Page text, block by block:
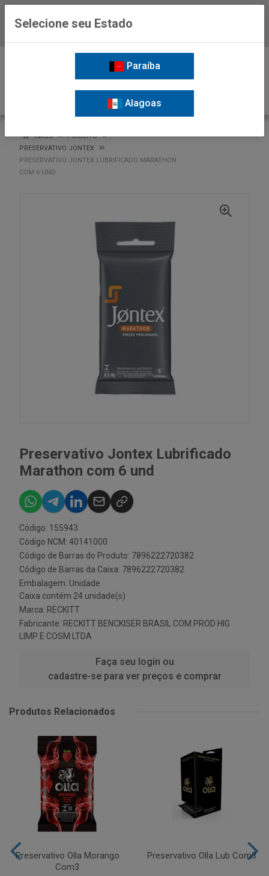
INÍCIO
PIRULITO
PRESERVATIVO JONTEX
PRESERVATIVO JONTEX LUBRIFICADO MARATHON
COM 6 UND
Preservativo Jontex Lubrificado
Marathon com 6 und
Código: 155943
Código NCM: 40141000
Código de Barras do Produto: 7896222720382
Código de Barras da Caixa: 7896222720382
Embalagem: Unidade
Caixa contém 24 unidade(s)
Marca: RECKITT
Fabricante: RECKITT BENCKISER BRASIL COM PROD HIG
LIMP E COSM LTDA
Faça seu login ou
cadastre-se para ver preços e comprar
Produtos Relacionados
Preservativo Olla Morango
Com3
Preservativo Olla Lub Com3
Selecione seu Estado
Paraíba
Alagoas